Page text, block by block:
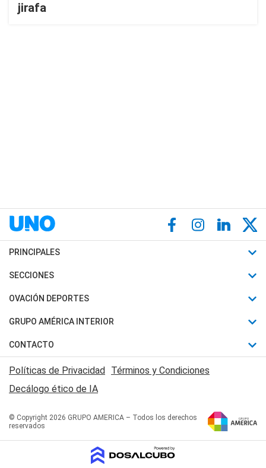
jirafa
PRINCIPALES
Últimas Noticias
Política
Judiciales
Economia
SECCIONES
Horóscopo
Motores
Trucos caseros
Series y Películas
Edictos y Solicitadas
OVACIÓN DEPORTES
Fútbol
Mundial
Automovilismo
Rugby
Básquet
GRUPO AMÉRICA INTERIOR
Canal 7 en Vivo
San Juan 8
CONTACTO
Acerca de Nosotros
Contactanos
Políticas de Privacidad Términos y Condiciones
Decálogo ético de IA
© Copyright 2026 GRUPO AMERICA – Todos los derechos
reservados